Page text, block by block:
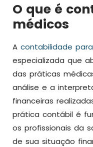
O que é
médicos
A contabilidade
especializada que
das práticas
análise e a
financeiras
prática contábil é
os profissionais da
de sua situação